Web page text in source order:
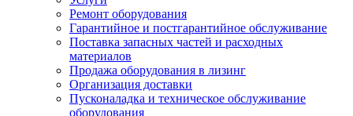
Ремонт оборудования
Гарантийное и постгарантийное обслуживание
Поставка запасных частей и расходных
материалов
Продажа оборудования в лизинг
Организация доставки
Пусконаладка и техническое обслуживание
оборудования